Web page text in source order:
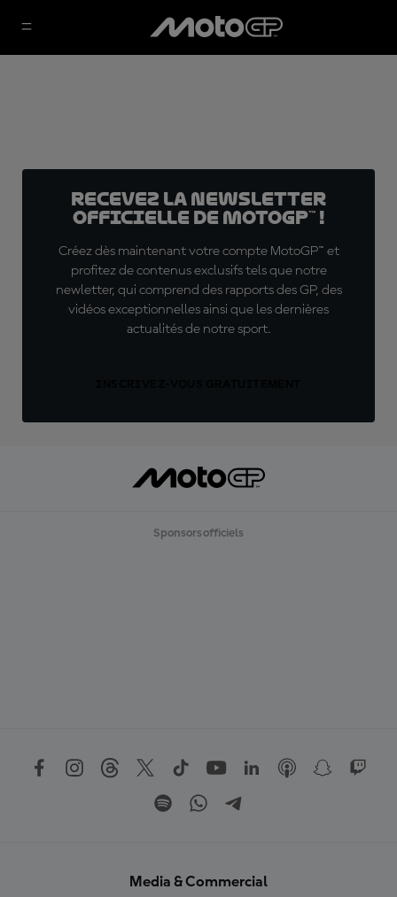
Recevez la Newsletter
officielle de MotoGP™ !
Créez dès maintenant votre compte MotoGP™ et
profitez de contenus exclusifs tels que notre
newletter, qui comprend des rapports des GP, des
vidéos exceptionnelles ainsi que les dernières
actualités de notre sport.
Sponsors officiels
Media & Commercial